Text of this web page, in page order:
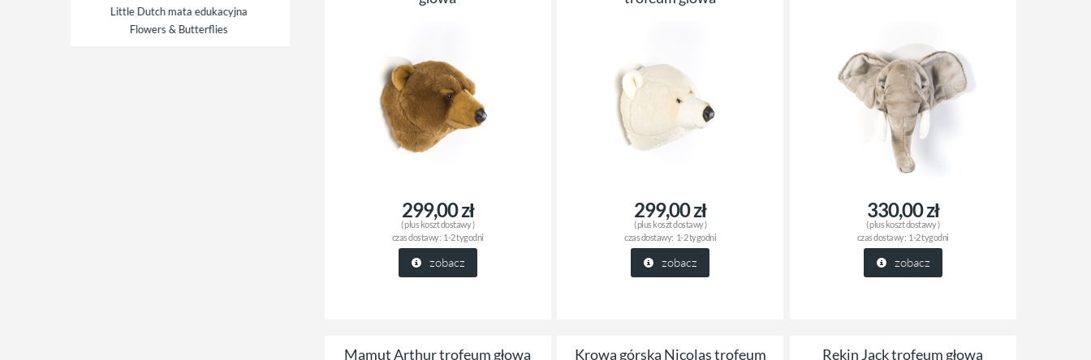
299,00 zł
( pluskoszt dostawy)
czas dostawy: 1-2 tygodni
zobacz
299,00 zł
( pluskoszt dostawy)
czas dostawy: 1-2 tygodni
zobacz
330,00 zł
( pluskoszt dostawy)
czas dostawy: 1-2 tygodni
zobacz
Mamut Arthur trofeum głowa
Krowa górska Nicolas trofeum
Rekin Jack trofeum głowa
poduszka łabędź